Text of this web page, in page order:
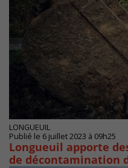
LONGUEUIL
Publié le 6 juillet 2023 à 09h25
Longueuil apporte
de décontamination